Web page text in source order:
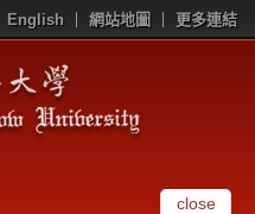
English 網站地圖 更多連結
close